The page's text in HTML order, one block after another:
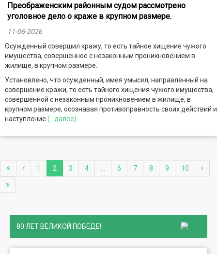
Преображенским районным судом рассмотрено
уголовное дело о краже в крупном размере.
11-06-2026
Осужденный совершил кражу, то есть тайное хищение чужого
имущества, совершенное с незаконным проникновением в
жилище, в крупном размере.
Установлено, что осужденный, имея умысел, направленный на
совершение кражи, то есть тайного хищения чужого имущества,
совершенной с незаконным проникновением в жилище, в
крупном размере, осознавая противоправность своих действий и
наступление (...далее)
1 2 3 4 6 7 8 9 10
80 ЛЕТ ВЕЛИКОЙ ПОБЕДЕ!